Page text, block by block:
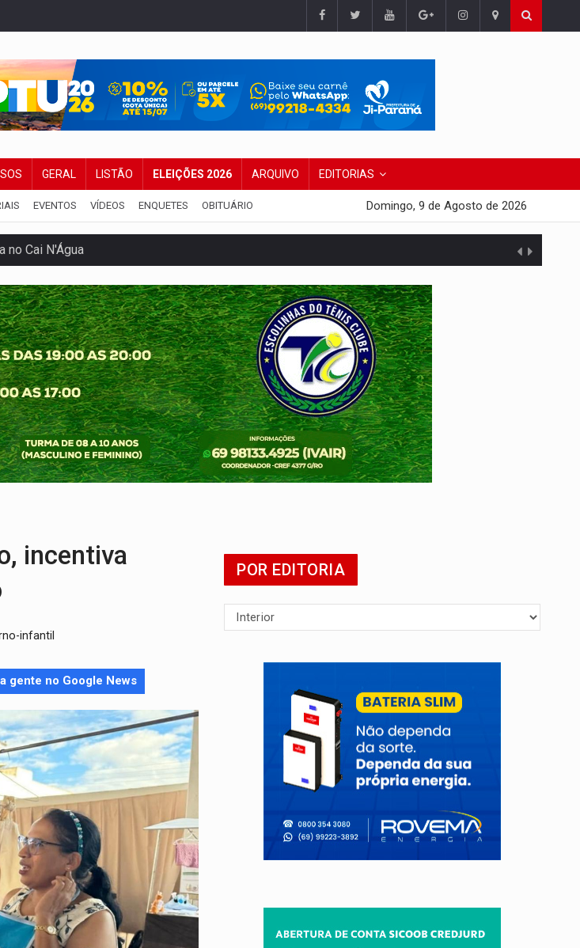
GERAL LISTÃO ELEIÇÕES 2026 ARQUIVO EDITORIAS
EVENTOS VÍDEOS ENQUETES OBITUÁRIO Domingo, 9 de Agosto de 2026
no Cai N'Água
celular de menina
nas empresas
comprovar área recuperado
natural da Terra
oficina no Centro de Porto Velho
fortalecer cadeias da sociobioeconomia
e importa combustível
incentiva
infantil
gente no Google News
POR EDITORIA